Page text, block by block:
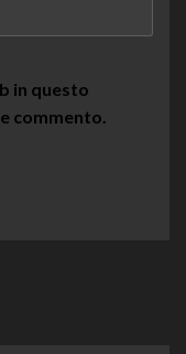
in questo
commento.